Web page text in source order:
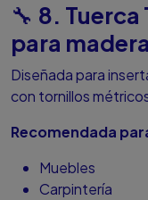
🔧 8. Tuerca
para madera
Diseñada para
con tornillos
Recomendada
Muebles
Carpintería